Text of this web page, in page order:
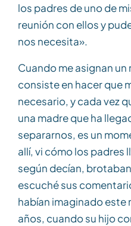
los padres de uno de
reunión con ellos y
nos necesita».
Cuando me asignan
consiste en hacer que
necesario, y cada vez
una madre que ha
separarnos, es un
allí, vi cómo los padres
según decían,
escuché sus
habían imaginado este
años, cuando su hijo